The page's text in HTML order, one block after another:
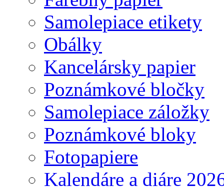
Samolepiace etikety
Obálky
Kancelársky papier
Poznámkové bločky
Samolepiace záložky
Poznámkové bloky
Fotopapiere
Kalendáre a diáre